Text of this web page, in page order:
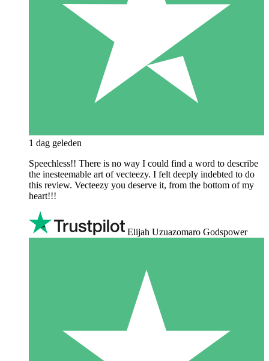
1 dag geleden
Speechless!! There is no way I could find a word to describe
the inesteemable art of vecteezy. I felt deeply indebted to do
this review. Vecteezy you deserve it, from the bottom of my
heart!!!
Elijah Uzuazomaro Godspower